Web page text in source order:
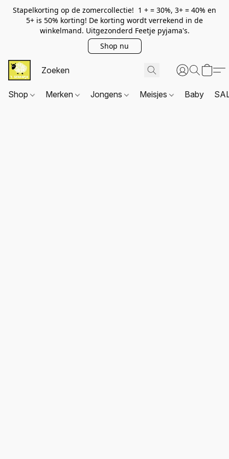
Stapelkorting op de zomercollectie! 1 + = 30%, 3+ = 40% en
5+ is 50% korting! De korting wordt verrekend in de
winkelmand. Uitgezonderd Feetje pyjama's.
Shop nu
Shop Merken Jongens Meisjes Baby